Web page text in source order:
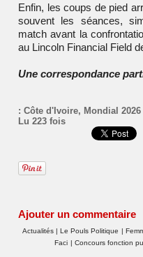
Enfin, les coups de pied
souvent les séances,
match avant la
au Lincoln Financial Field
Une correspondance
: Côte d'Ivoire, Mondial 2026
Lu 223 fois
Ajouter un commentaire
Actualités | Le Pouls Politique |
Faci | Concours fonction